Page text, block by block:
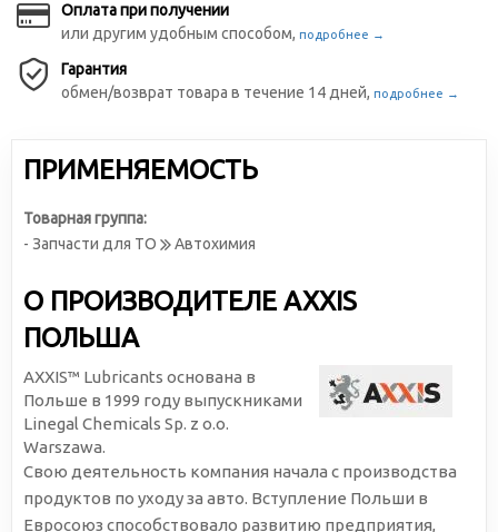
Оплата при получении
или другим удобным способом, подробнее →
Гарантия
обмен/возврат товара в течение 14 дней, подробнее →
ПРИМЕНЯЕМОСТЬ
Товарная группа:
- Запчасти для ТО
Автохимия
О ПРОИЗВОДИТЕЛЕ AXXIS
ПОЛЬША
AXXIS™ Lubricants основана в
Польше в 1999 году выпускниками
Linegal Chemicals Sp. z o.o.
Warszawa.
Свою деятельность компания начала с производства
продуктов по уходу за авто. Вступление Польши в
Евросоюз способствовало развитию предприятия,